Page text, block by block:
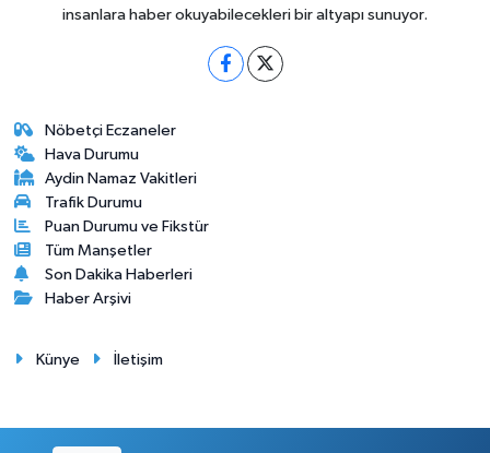
insanlara haber okuyabilecekleri bir altyapı sunuyor.
Nöbetçi Eczaneler
Hava Durumu
Aydin Namaz Vakitleri
Trafik Durumu
Puan Durumu ve Fikstür
Tüm Manşetler
Son Dakika Haberleri
Haber Arşivi
Künye İletişim